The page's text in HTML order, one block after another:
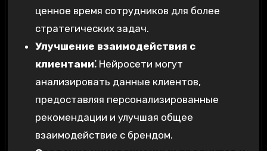
ценное время сотрудников для более
стратегических задач.
Улучшение взаимодействия с
клиентами⁚Нейросети могут
анализировать данные клиентов‚
предоставляя персонализированные
рекомендации и улучшая общее
взаимодействие с брендом.